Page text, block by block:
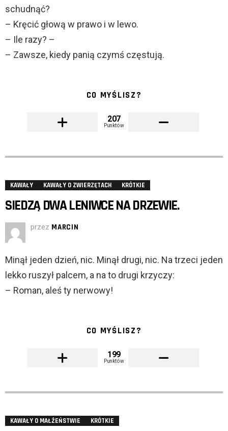
schudnąć?
– Kręcić głową w prawo i w lewo.
– Ile razy? –
– Zawsze, kiedy panią czymś częstują.
CO MYŚLISZ?
207
Punktów
KAWAŁY KAWAŁY O ZWIERZĘTACH KRÓTKIE
SIEDZĄ DWA LENIWCE NA DRZEWIE.
przez MARCIN
Minął jeden dzień, nic. Minął drugi, nic. Na trzeci jeden
lekko ruszył palcem, a na to drugi krzyczy:
– Roman, aleś ty nerwowy!
CO MYŚLISZ?
199
Punktów
KAWAŁY O MAŁŻEŃSTWIE KRÓTKIE